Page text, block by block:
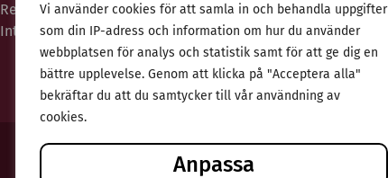
Vi använder cookies för att samla in och behandla uppgifter
som din IP-adress och information om hur du använder
webbplatsen för analys och statistik samt för att ge dig en
bättre upplevelse. Genom att klicka på "Acceptera alla"
bekräftar du att du samtycker till vår användning av
cookies.
Anpassa
Restaurangen
Integritetspolicy
Thulehemsvägen 40
224 67 Lund
© Stiftelsen Thulehem 2025